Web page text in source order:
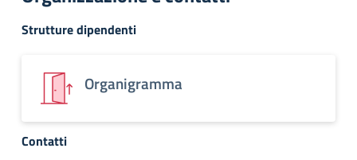
Strutture dipendenti
Organigramma
Contatti